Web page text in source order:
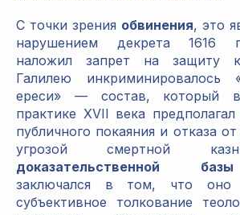
С точки зрения обвинения, это
нарушением декрета 1616
наложил запрет на защиту
Галилею инкриминировалось
ереси» — состав, который
практике XVII века
публичного покаяния и отказа
угрозой смертной
доказательственной базы
заключался в том, что оно
субъективное толкование